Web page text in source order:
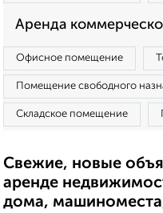
Аренда
Офисное помещение
Помещение свободного
Складское помещение
Свежие, новые
аренде
дома,